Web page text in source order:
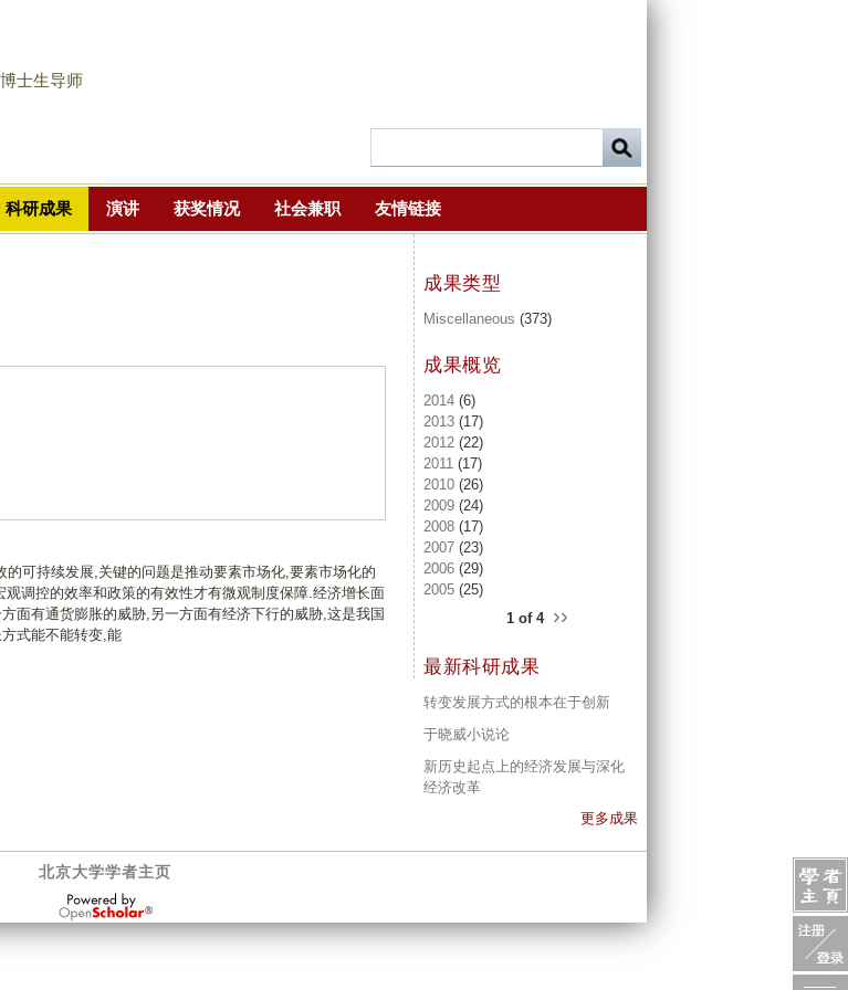
到
主
要
士生导师
科研成果 演讲 获奖情况 社会兼职 友情链接
可持续发展,关键的问题是推动要素市场化,要素市场化的
调控的效率和政策的有效性才有微观制度保障.经济增长面
面有通货膨胀的威胁,另一方面有经济下行的威胁,这是我国
式能不能转变,能
成果类型
Miscellaneous (373)
成果概览
2014 (6)
2013 (17)
2012 (22)
2011 (17)
2010 (26)
2009 (24)
2008 (17)
2007 (23)
2006 (29)
2005 (25)
1 of 4 ››
最新科研成果
转变发展方式的根本在于创新
于晓威小说论
新历史起点上的经济发展与深化
经济改革
更多成果
北京大学学者主页
OpenScholar